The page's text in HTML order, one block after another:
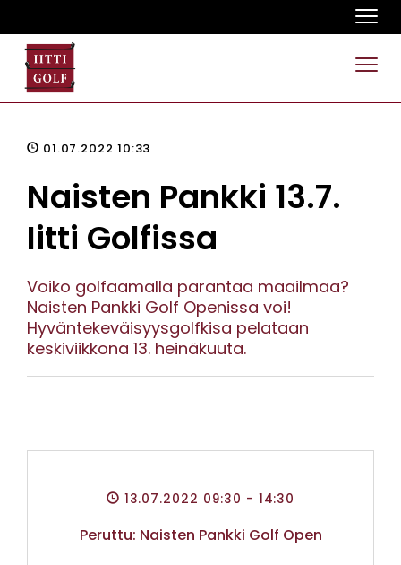
01.07.2022 10:33
Naisten Pankki 13.7.
Iitti Golfissa
Voiko golfaamalla parantaa maailmaa?
Naisten Pankki Golf Openissa voi!
Hyväntekeväisyysgolfkisa pelataan
keskiviikkona 13. heinäkuuta.
13.07.2022 09:30 - 14:30
Peruttu: Naisten Pankki Golf Open